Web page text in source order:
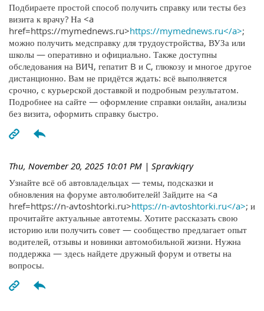
Подбираете простой способ получить справку или тесты без
визита к врачу? На <a
href=https://mymednews.ru>https://mymednews.ru</a>;
можно получить медсправку для трудоустройства, ВУЗа или
школы — оперативно и официально. Также доступны
обследования на ВИЧ, гепатит B и C, глюкозу и многое другое
дистанционно. Вам не придётся ждать: всё выполняется
срочно, с курьерской доставкой и подробным результатом.
Подробнее на сайте — оформление справки онлайн, анализы
без визита, оформить справку быстро.
Thu, November 20, 2025 10:01 PM | Spravkiqry
Узнайте всё об автовладельцах — темы, подсказки и
обновления на форуме автолюбителей! Зайдите на <a
href=https://n-avtoshtorki.ru>https://n-avtoshtorki.ru</a>; и
прочитайте актуальные автотемы. Хотите рассказать свою
историю или получить совет — сообщество предлагает опыт
водителей, отзывы и новинки автомобильной жизни. Нужна
поддержка — здесь найдете дружный форум и ответы на
вопросы.